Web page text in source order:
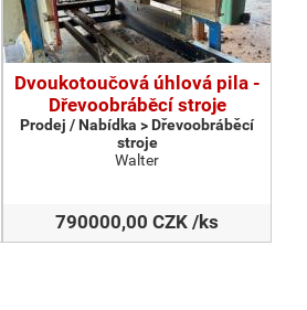
Dvoukotoučová úhlová pila -
Dřevoobráběcí stroje
Prodej / Nabídka > Dřevoobráběcí
stroje
Walter
790000,00 CZK /ks